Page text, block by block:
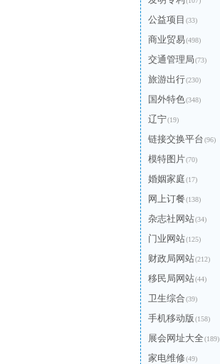
公益项目 (33)
商业贸易(498)
交通管理局(73)
旅游出行(230)
国外特色(348)
辽宁(19)
链接交换平台(96)
模特图片(70)
婚姻家庭(17)
网上订餐(138)
杂志社网站(34)
门业网站(125)
财政局网站(212)
移民局网站(44)
卫生综合(39)
手机移动版(158)
展会网址大全(189)
家电维修(49)